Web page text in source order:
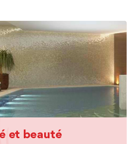
et beauté